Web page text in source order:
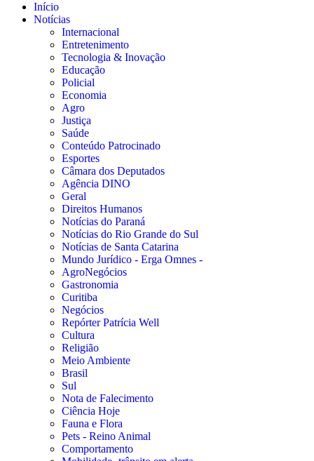
Início
Notícias
Internacional
Entretenimento
Tecnologia & Inovação
Educação
Policial
Economia
Agro
Justiça
Saúde
Conteúdo Patrocinado
Esportes
Câmara dos Deputados
Agência DINO
Geral
Direitos Humanos
Notícias do Paraná
Notícias do Rio Grande do Sul
Notícias de Santa Catarina
Mundo Jurídico - Erga Omnes -
AgroNegócios
Gastronomia
Curitiba
Negócios
Repórter Patrícia Well
Cultura
Religião
Meio Ambiente
Brasil
Sul
Nota de Falecimento
Ciência Hoje
Fauna e Flora
Pets - Reino Animal
Comportamento